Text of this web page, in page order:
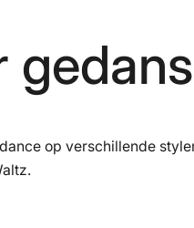
op verschillende